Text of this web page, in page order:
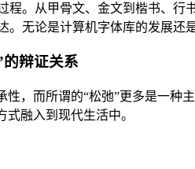
程。从甲骨文、金文到楷书、行
。无论是计算机字体库的发展还
的辩证关系
性，而所谓的“松弛”更多是一
融入到现代生活中。